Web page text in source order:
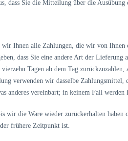
dass Sie die Mitteilung über die
wir Ihnen alle Zahlungen, die wir von
dass Sie eine andere Art der
Tagen ab dem Tag
verwenden wir dasselbe
anderes vereinbart; in keinem Fall werden
wir die Ware wieder zurückerhalten haben
frühere Zeitpunkt ist.